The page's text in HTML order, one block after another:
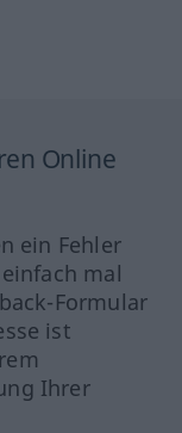
Online
ein Fehler
mal
Formular
ist
Ihrer